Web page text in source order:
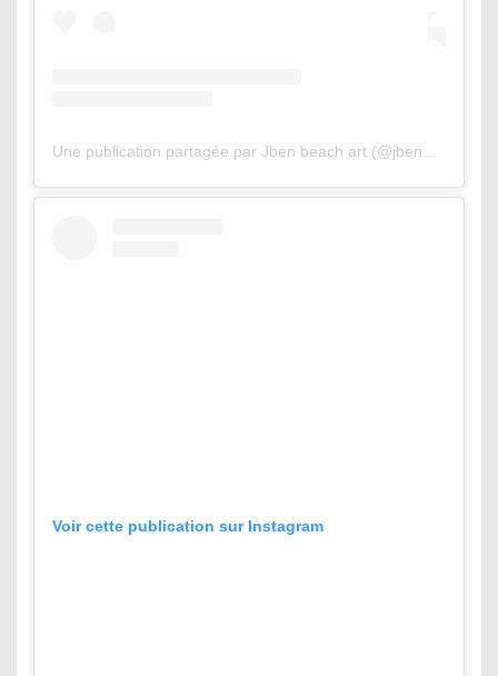
Une publication partagée par Jben beach art (@jbenart)
Voir cette publication sur Instagram